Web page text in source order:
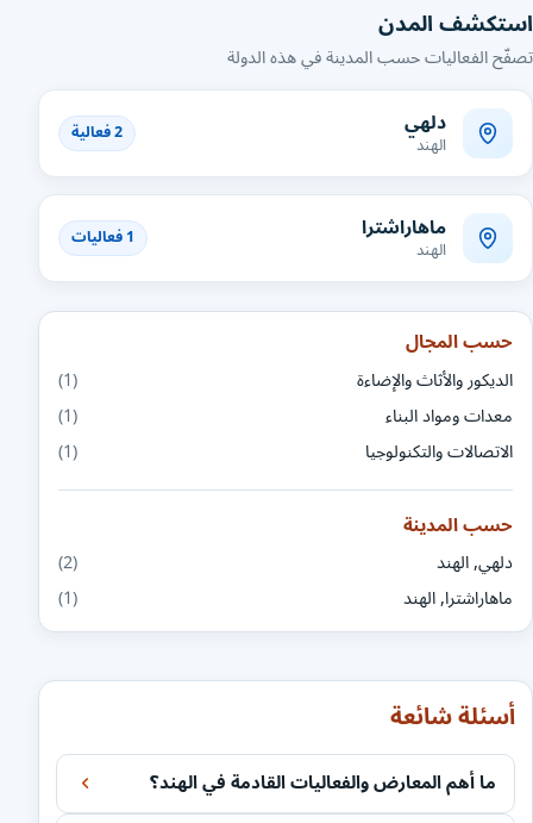
استكشف المدن
تصفّح الفعاليات حسب المدينة في هذه الدولة
دلهي
الهند 2 فعالية
ماهاراشترا
الهند 1 فعاليات
حسب المجال
الديكور والأثاث والإضاءة
(1)
معدات ومواد البناء
(1)
الاتصالات والتكنولوجيا
(1)
حسب المدينة
دلهي, الهند
(2)
ماهاراشترا, الهند
(1)
أسئلة شائعة
ما أهم المعارض والفعاليات القادمة في الهند؟